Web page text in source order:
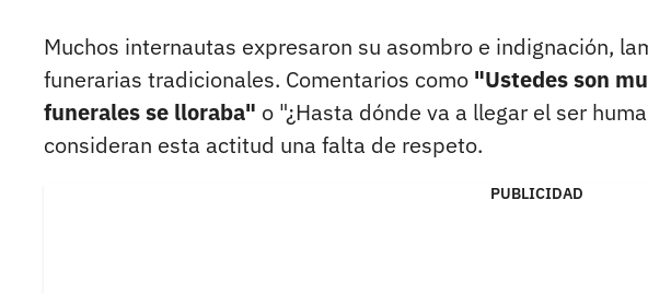
Muchos internautas expresaron su asombro e indignación,
funerarias tradicionales. Comentarios como "Ustedes son
funerales se lloraba" o "¿Hasta dónde va a llegar el ser
consideran esta actitud una falta de respeto.
PUBLICIDAD